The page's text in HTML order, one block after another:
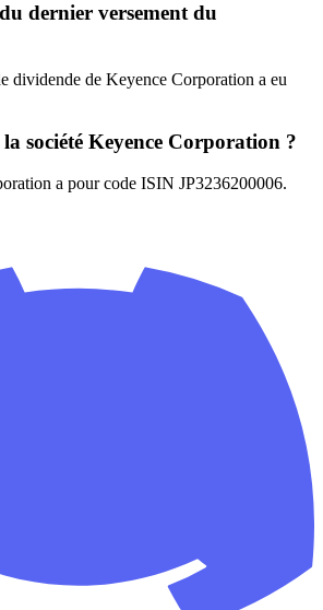
dernier versement du
dividende de Keyence Corporation a eu
société Keyence Corporation ?
a pour code ISIN JP3236200006.